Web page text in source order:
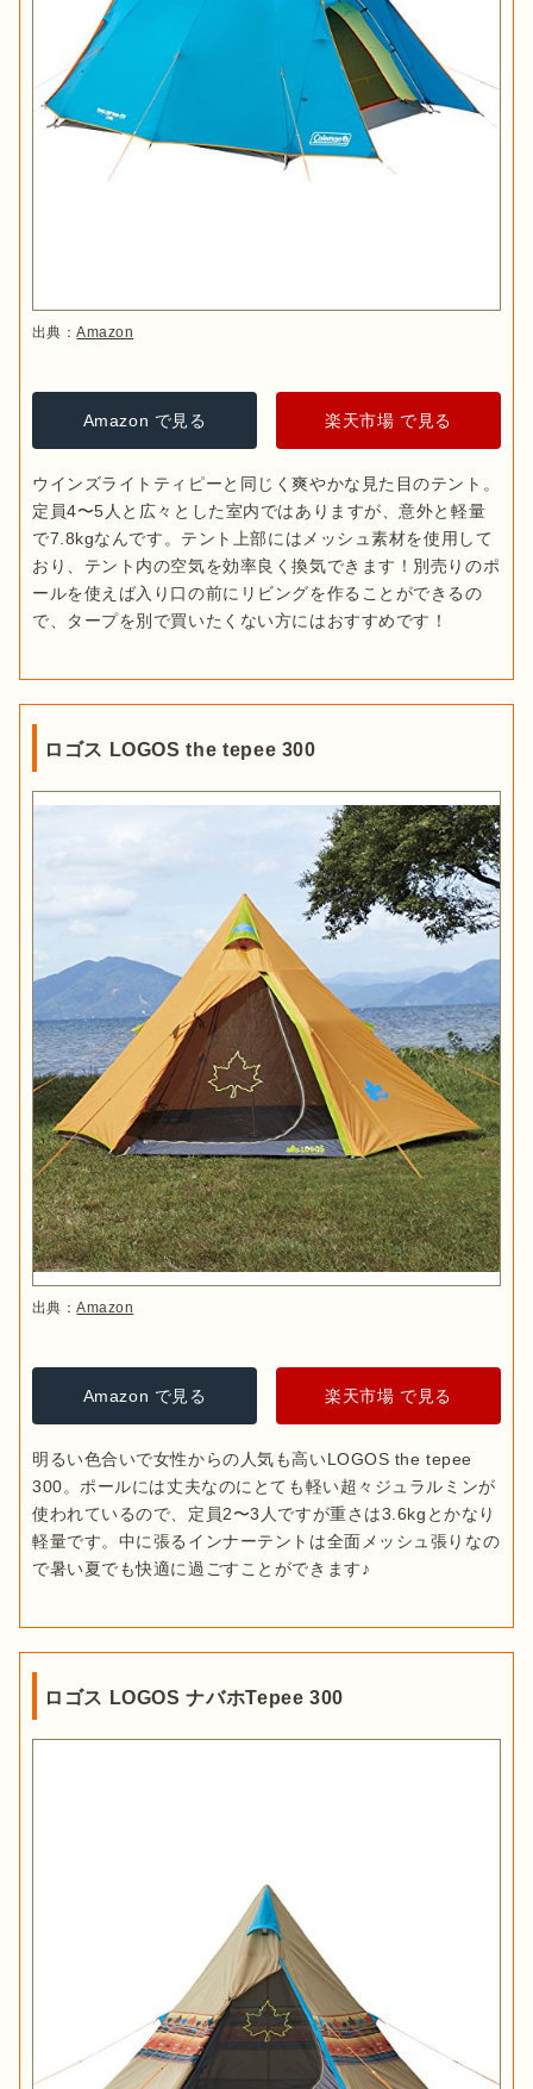
出典：Amazon
Amazon で見る 楽天市場 で見る
ウインズライトティピーと同じく爽やかな見た目のテント。
定員4〜5人と広々とした室内ではありますが、意外と軽量
で7.8kgなんです。テント上部にはメッシュ素材を使用して
おり、テント内の空気を効率良く換気できます！別売りのポ
ールを使えば入り口の前にリビングを作ることができるの
で、タープを別で買いたくない方にはおすすめです！
ロゴス LOGOS the tepee 300
出典：Amazon
Amazon で見る 楽天市場 で見る
明るい色合いで女性からの人気も高いLOGOS the tepee
300。ポールには丈夫なのにとても軽い超々ジュラルミンが
使われているので、定員2〜3人ですが重さは3.6kgとかなり
軽量です。中に張るインナーテントは全面メッシュ張りなの
で暑い夏でも快適に過ごすことができます♪
ロゴス LOGOS ナバホTepee 300